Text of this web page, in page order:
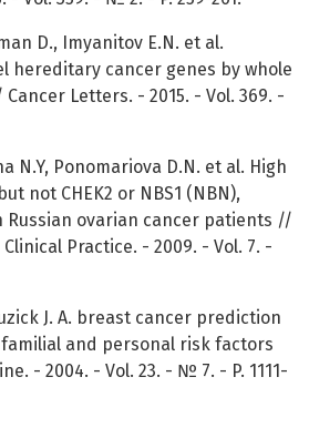
D., Imyanitov E.N. et al.
hereditary cancer genes by whole
Letters. - 2015. - Vol. 369. -
N.Y, Ponomariova D.N. et al. High
not CHEK2 or NBS1 (NBN),
ovarian cancer patients //
Practice. - 2009. - Vol. 7. -
J. A. breast cancer prediction
and personal risk factors
- 2004. - Vol. 23. - № 7. - P. 1111-